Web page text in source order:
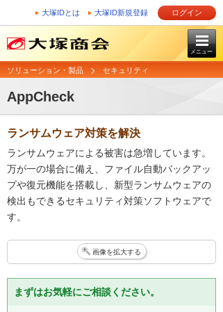
大塚IDとは 大塚ID新規登録 ログイン
メニュー
ソリューション・製品 セキュリティ
AppCheck
ランサムウェア対策を解決
ランサムウェアによる被害は急増しています。
万が一の場合に備え、ファイル自動バックアッ
プや復元機能を搭載し、新型ランサムウェアの
検出もできるセキュリティ対策ソフトウェアで
す。
画像を拡大する
まずはお気軽にご相談ください。